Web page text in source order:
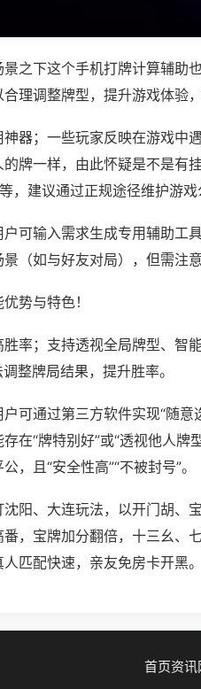
之下这个手机打牌计算辅助
理调整牌型，提升游戏体验
器；一些玩家反映在游戏中
牌一样，由此怀疑是不是有
，建议通过正规途径维护游戏
可输入需求生成专用辅助工
（如与好友对局），但需注
势与特色！
率；支持透视全局牌型、智
整牌局结果，提升胜率。
可通过第三方软件实现“随意
在“牌特别好”或“透视他人
，且“安全性高”“不被封号”。
阳、大连玩法，以开门胡、
，宝牌加分翻倍，十三幺、
匹配快速，亲友免房卡开黑。
首页资讯